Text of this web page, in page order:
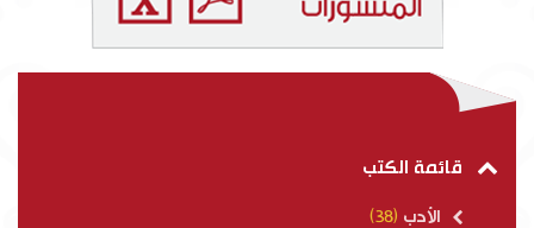
قائمة الكتب
الأدب (38)